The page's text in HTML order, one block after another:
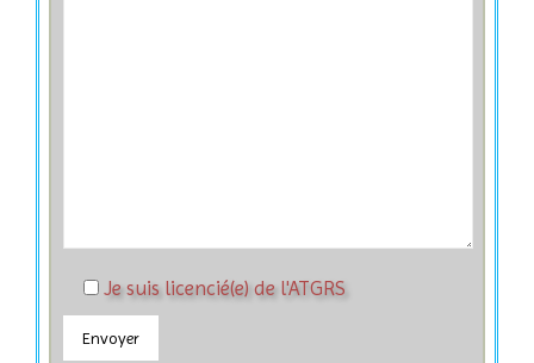
Je suis licencié(e) de l'ATGRS